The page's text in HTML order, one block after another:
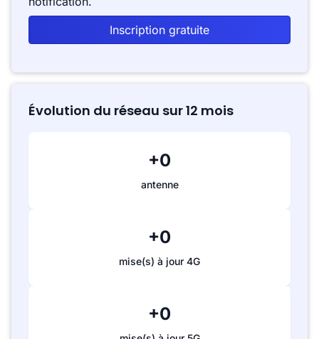
Inscription gratuite
Évolution du réseau sur 12 mois
+0
antenne
+0
mise(s) à jour 4G
+0